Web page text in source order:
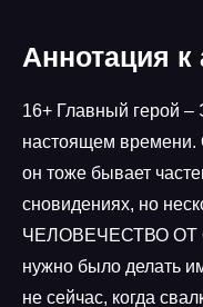
Аннотация к
16+ Главный герой
настоящем
он тоже бывает
сновидениях, но
ЧЕЛОВЕЧЕСТВО ОТ
нужно было делать
не сейчас, когда